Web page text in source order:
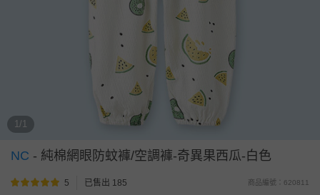
1/1
NC - 純棉網眼防蚊褲/空調褲-奇異果西瓜-白色
5 已售出 185 商品編號：620811